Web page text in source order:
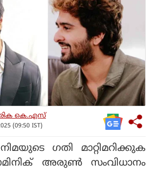
കെ.എസ്
(09:50 IST)
ഗതി മാറ്റിമറിക്കുക
അരുൺ സംവിധാനം